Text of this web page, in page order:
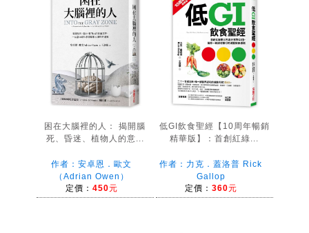
困在大腦裡的人： 揭開腦
死、昏迷、植物人的意...
作者：安卓恩．歐文
（Adrian Owen）
定價： 450元
低GI飲食聖經【10周年暢銷
精華版】：首創紅綠...
作者：力克．蓋洛普 Rick
Gallop
定價： 360元